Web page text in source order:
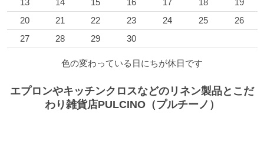
20
21 22 23 24 25
26
27
28 29 30
色の変わっている日にちが休日です
エプロンやキッチンクロスなどのリネン製品とこだ
わり雑貨店PULCINO（プルチーノ）